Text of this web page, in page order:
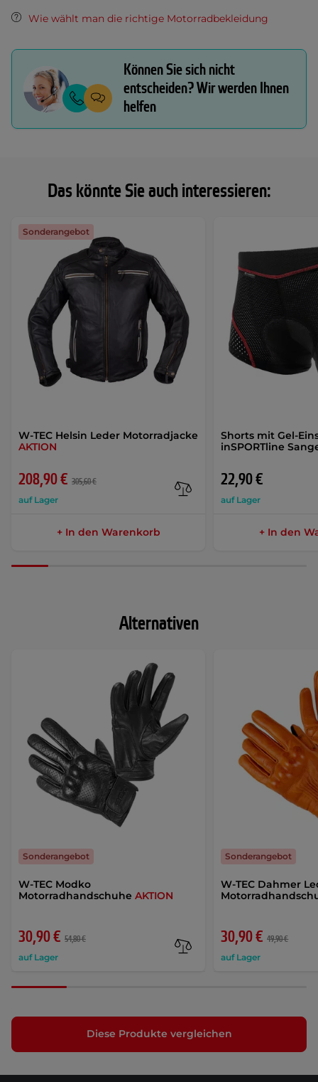
Das könnte Sie auch interessieren:
W-TEC Helsin Leder Motorradjacke
AKTION
208,90 € 305,60 €
auf Lager
Sonderangebot
+ In den Warenkorb
Shorts mit Gel-
inSPORTline
22,90 €
auf Lager
+ In den
Wie wählt man die richtige Motorradbekleidung
Können Sie sich nicht
entscheiden? Wir werden Ihnen
helfen
Alternativen
W-TEC Modko
Motorradhandschuhe AKTION
30,90 € 54,80 €
auf Lager
Sonderangebot
W-TEC Dahmer
30,90 € 49,90 €
auf Lager
Sonderangebot
Diese Produkte vergleichen